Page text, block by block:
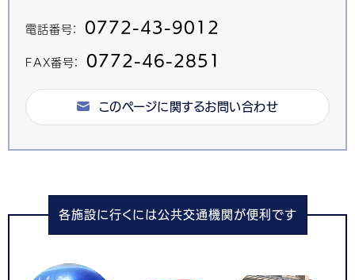
電話番号： 0772-43-9012
FAX番号： 0772-46-2851
このページに関するお問い合わせ
各施設に行くには公共交通機関が便利です